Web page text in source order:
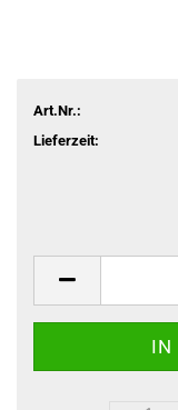
Art.Nr.:
Lieferzeit: